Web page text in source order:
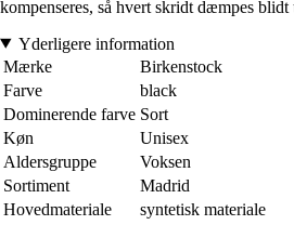
kompenseres, så hvert skridt dæmpes blidt
Yderligere information
Mærke
Birkenstock
Farve
black
Dominerende farve Sort
Køn
Unisex
Aldersgruppe
Voksen
Sortiment
Madrid
Hovedmateriale
syntetisk materiale